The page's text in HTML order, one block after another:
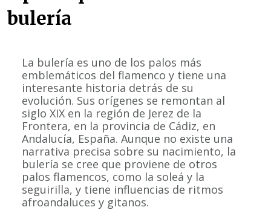
bulería
La bulería es uno de los palos más
emblemáticos del flamenco y tiene una
interesante historia detrás de su
evolución. Sus orígenes se remontan al
siglo XIX en la región de Jerez de la
Frontera, en la provincia de Cádiz, en
Andalucía, España. Aunque no existe una
narrativa precisa sobre su nacimiento, la
bulería se cree que proviene de otros
palos flamencos, como la soleá y la
seguirilla, y tiene influencias de ritmos
afroandaluces y gitanos.